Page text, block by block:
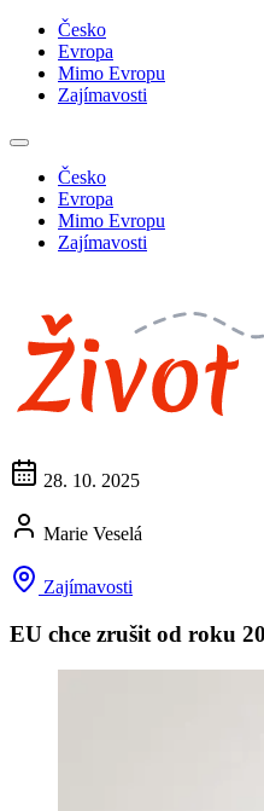
Česko
Evropa
Mimo Evropu
Zajímavosti
Česko
Evropa
Mimo Evropu
Zajímavosti
28. 10. 2025
Marie Veselá
Zajímavosti
EU chce zrušit od roku